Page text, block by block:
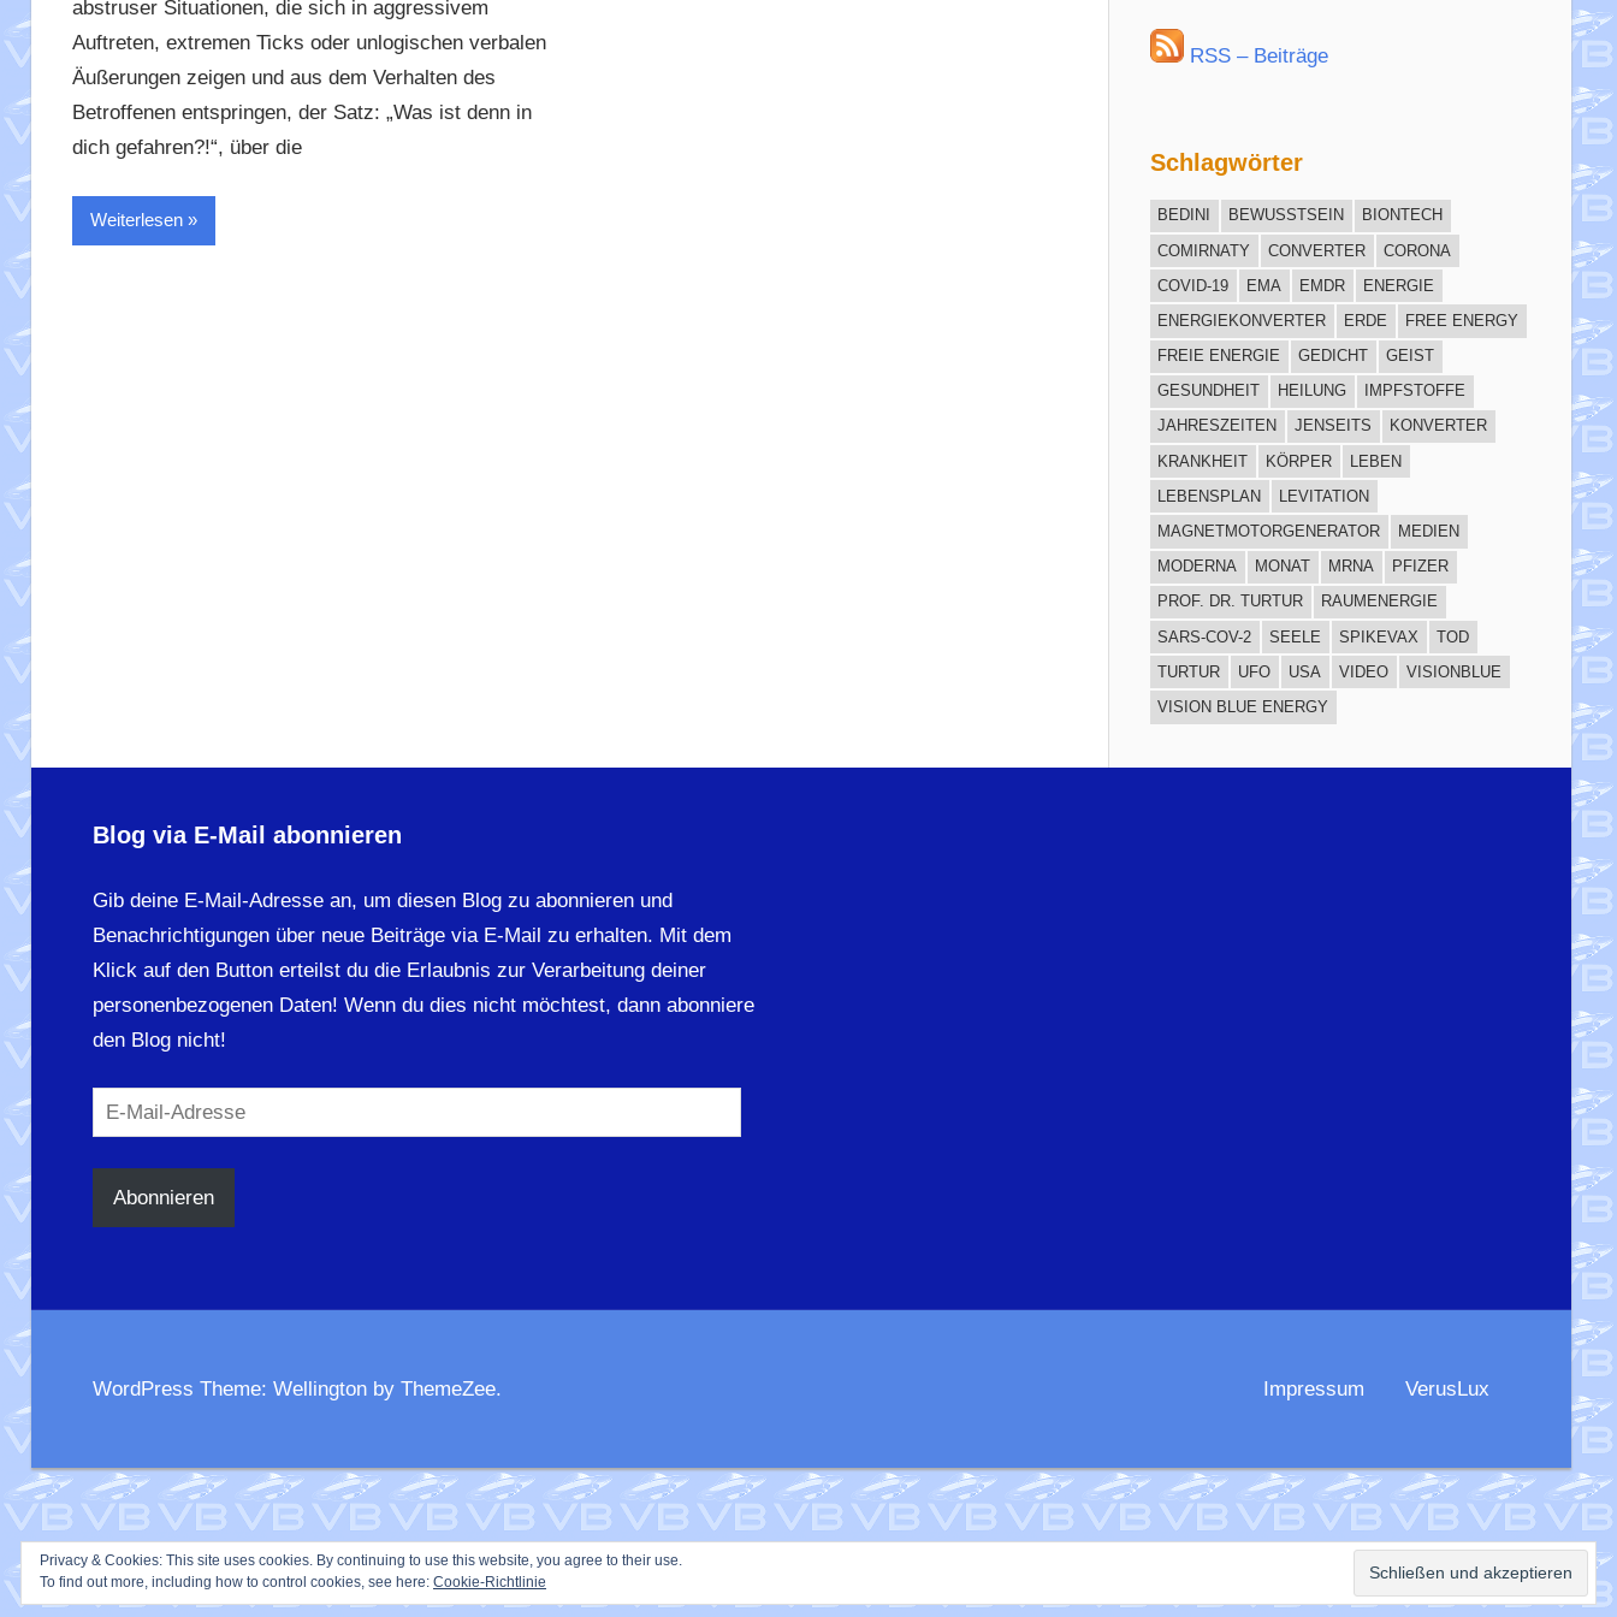
abstruser Situationen, die sich in aggressivem
Auftreten, extremen Ticks oder unlogischen verbalen
Äußerungen zeigen und aus dem Verhalten des
Betroffenen entspringen, der Satz: „Was ist denn in
dich gefahren?!“, über die
Weiterlesen
RSS – Beiträge
Schlagwörter
BEDINI BEWUSSTSEIN
BIONTECH
COMIRNATY
CONVERTER
CORONA
COVID-19
EMA EMDR
ENERGIE
ENERGIEKONVERTER
ERDE
FREE ENERGY
FREIE ENERGIE
GEDICHT
GEIST
GESUNDHEIT
HEILUNG
IMPFSTOFFE
JAHRESZEITEN
JENSEITS
KONVERTER
KRANKHEIT
KÖRPER
LEBEN
LEBENSPLAN
LEVITATION
MAGNETMOTORGENERATOR
MEDIEN
MODERNA
MONAT MRNA
PFIZER
PROF. DR. TURTUR
RAUMENERGIE
SARS-COV-2
SEELE SPIKEVAX
TOD
TURTUR
UFO USA VIDEO
VISIONBLUE
VISION BLUE ENERGY
Blog via E-Mail abonnieren
Gib deine E-Mail-Adresse an, um diesen Blog zu abonnieren und
Benachrichtigungen über neue Beiträge via E-Mail zu erhalten. Mit dem
Klick auf den Button erteilst du die Erlaubnis zur Verarbeitung deiner
personenbezogenen Daten! Wenn du dies nicht möchtest, dann abonniere
den Blog nicht!
E-
Mail-
Adresse
Abonnieren
Impressum VerusLux
WordPress Theme: Wellington by ThemeZee.
Privacy & Cookies: This site uses cookies. By continuing to use this website, you agree to their use.
To find out more, including how to control cookies, see here: Cookie-Richtlinie